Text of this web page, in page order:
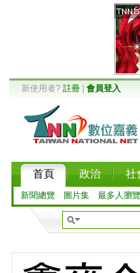
新使用者? 註冊 會員登入
首頁 政治 社
新聞總覽 圖片集 最多人瀏覽